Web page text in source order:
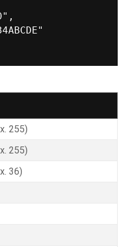
255)
255)
36)